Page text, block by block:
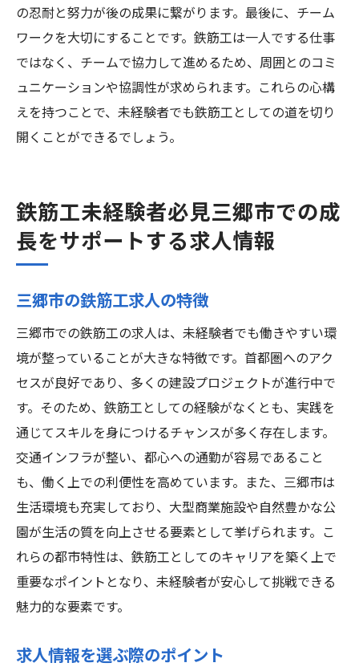
の忍耐と努力が後の成果に繋がります。最後に、チーム
ワークを大切にすることです。鉄筋工は一人でする仕事
ではなく、チームで協力して進めるため、周囲とのコミ
ュニケーションや協調性が求められます。これらの心構
えを持つことで、未経験者でも鉄筋工としての道を切り
開くことができるでしょう。
鉄筋工未経験者必見三郷市での成
長をサポートする求人情報
三郷市の鉄筋工求人の特徴
三郷市での鉄筋工の求人は、未経験者でも働きやすい環
境が整っていることが大きな特徴です。首都圏へのアク
セスが良好であり、多くの建設プロジェクトが進行中で
す。そのため、鉄筋工としての経験がなくとも、実践を
通じてスキルを身につけるチャンスが多く存在します。
交通インフラが整い、都心への通勤が容易であること
も、働く上での利便性を高めています。また、三郷市は
生活環境も充実しており、大型商業施設や自然豊かな公
園が生活の質を向上させる要素として挙げられます。こ
れらの都市特性は、鉄筋工としてのキャリアを築く上で
重要なポイントとなり、未経験者が安心して挑戦できる
魅力的な要素です。
求人情報を選ぶ際のポイント